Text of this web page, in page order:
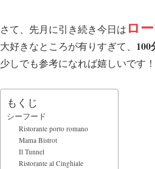
さて、先月に引き続き今日は ロ
大好きなところが有りすぎて、
少しでも参考になれば嬉しいです！
もくじ
シーフード
Ristorante porto romano
Mama Bistrot
Il Tunnel
Ristorante al Cinghiale